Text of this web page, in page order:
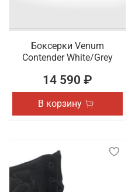
Боксерки Venum
Contender White/Grey
14 590 ₽
В корзину